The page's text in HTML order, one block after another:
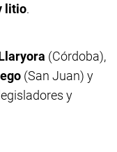
litio.
(Córdoba),
(San Juan) y
y